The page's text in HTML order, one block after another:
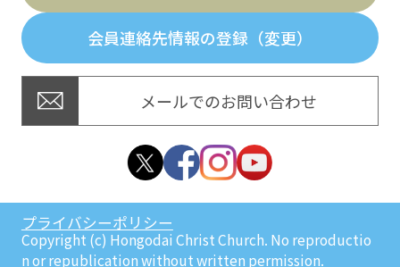
会員連絡先情報の登録（変更）
メールでのお問い合わせ
プライバシーポリシー
Copyright (c) Hongodai Christ Church. No reproductio
n or republication without written permission.